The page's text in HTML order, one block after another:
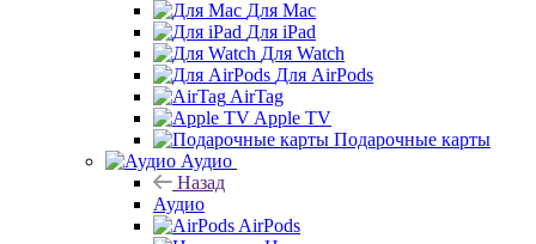
Для Mac
Для iPad
Для Watch
Для AirPods
AirTag
Apple TV
Подарочные карты
Аудио
Назад
Аудио
AirPods